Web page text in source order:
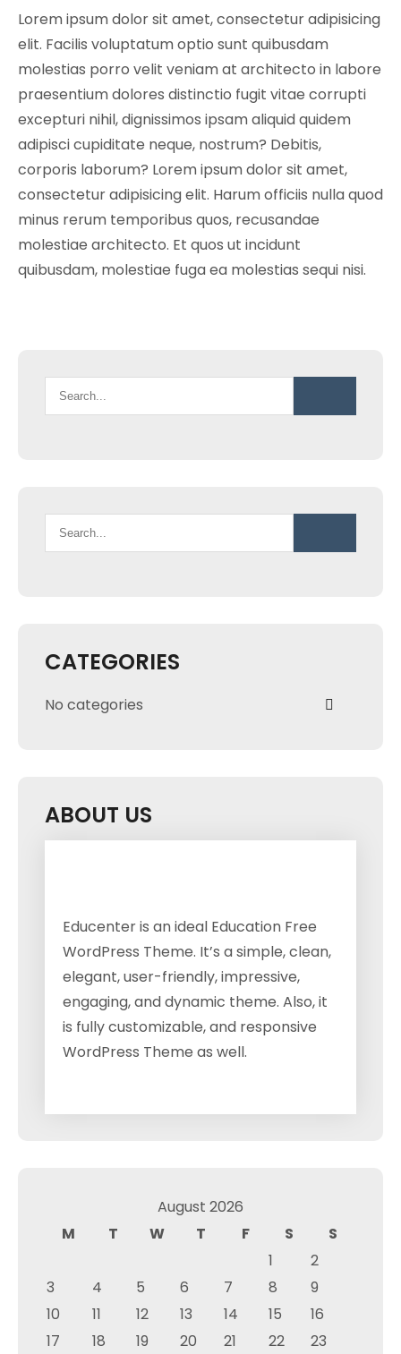
Lorem ipsum dolor sit amet, consectetur adipisicing
elit. Facilis voluptatum optio sunt quibusdam
molestias porro velit veniam at architecto in labore
praesentium dolores distinctio fugit vitae corrupti
excepturi nihil, dignissimos ipsam aliquid quidem
adipisci cupiditate neque, nostrum? Debitis,
corporis laborum? Lorem ipsum dolor sit amet,
consectetur adipisicing elit. Harum officiis nulla quod
minus rerum temporibus quos, recusandae
molestiae architecto. Et quos ut incidunt
quibusdam, molestiae fuga ea molestias sequi nisi.
CATEGORIES
No categories
ABOUT US
Educenter is an ideal Education Free
WordPress Theme. It’s a simple, clean,
elegant, user-friendly, impressive,
engaging, and dynamic theme. Also, it
is fully customizable, and responsive
WordPress Theme as well.
August 2026
M
T W T F S
S
1
2
3
4 5 6 7 8
9
10
11 12 13 14 15
16
17
18 19 20 21 22
23